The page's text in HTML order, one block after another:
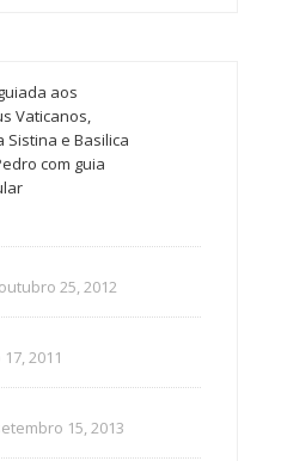
aos
Vaticanos,
Sistina e Basilica
com guia
outubro 25, 2012
2011
15, 2013